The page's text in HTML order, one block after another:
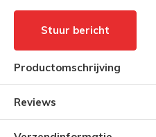
Stuur bericht
Productomschrijving
Reviews